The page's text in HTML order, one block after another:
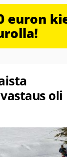
euron